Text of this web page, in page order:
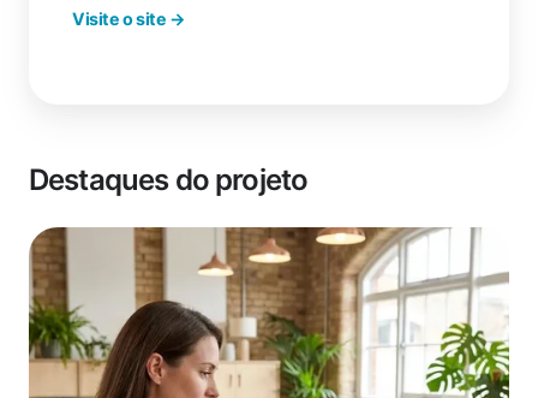
Visite o site →
Destaques do projeto